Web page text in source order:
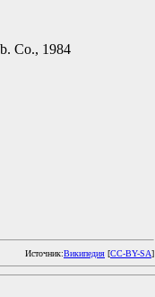
Co., 1984
Источник:Википедия [CC-BY-SA]